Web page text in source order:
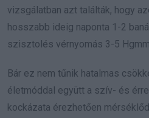
vizsgálatban azt találták, hogy
hosszabb ideig naponta 1-2
szisztolés vérnyomás 3-5
Bár ez nem tűnik hatalmas
életmóddal együtt a szív- és
kockázata érezhetően